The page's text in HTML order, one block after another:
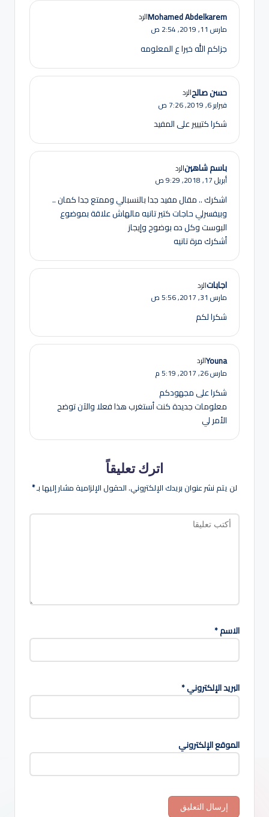
Mohamed Abdelkaremالرد
مارس 11, 2019,
2:54 ص
جزاكم الله خيرا ع المعلومه
حسن صالحالرد
فبراير 6, 2019,
7:26 ص
شكرا كتييير على المفيد
باسم شاهينالرد
أبريل 17, 2018,
9:29 ص
اشكرك .. مقال مفيد جدا بالنسبالي وممتع جدا كمان ..
وبيفسرلي حاجات كتير تانيه مالهاش علاقة بموضوع
البوست وكل ده بوضوح وإيجاز
أشكرك مرة تانيه
اجاباتالرد
مارس 31, 2017,
5:56 ص
شكرا لكم
Younaالرد
مارس 26, 2017,
5:19 م
شكرا على مجهودكم
معلومات جديدة كنت أستغرب هذا فعلا والآن توضح
الأمر لي
اترك تعليقاً
لن يتم نشر عنوان بريدك الإلكتروني.الحقول الإلزامية مشار إليها بـ*
الاسم*
البريد الإلكتروني*
الموقع الإلكتروني